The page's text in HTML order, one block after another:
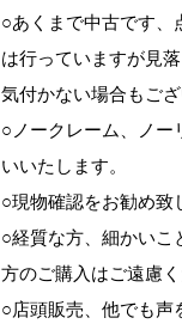
○あくまで中古です、
は行っていますが見
気付かない場合もござ
○ノークレーム、ノー
いいたします。
○現物確認をお勧め致
○経質な方、細かいこ
方のご購入はご遠慮く
○店頭販売、他でも声